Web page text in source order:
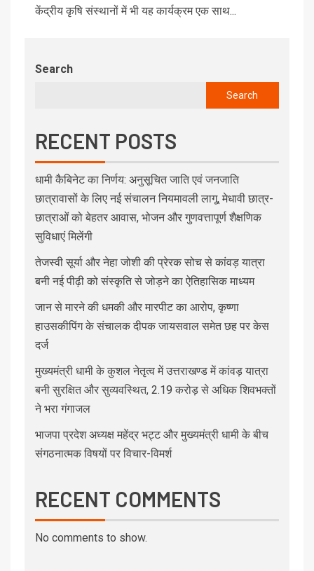
केंद्रीय कृषि संस्थानों में भी यह कार्यक्रम एक साथ...
Search
Search
RECENT POSTS
धामी कैबिनेट का निर्णय: अनुसूचित जाति एवं जनजाति
छात्रावासों के लिए नई संचालन नियमावली लागू, मेधावी छात्र-
छात्राओं को बेहतर आवास, भोजन और गुणवत्तापूर्ण शैक्षणिक
सुविधाएं मिलेंगी
तेजस्वी सूर्या और नेहा जोशी की प्रेरक सोच से कांवड़ यात्रा
बनी नई पीढ़ी को संस्कृति से जोड़ने का ऐतिहासिक माध्यम
जान से मारने की धमकी और मारपीट का आरोप, कृष्णा
हाउसकीपिंग के संचालक दीपक जायसवाल समेत छह पर केस
दर्ज
मुख्यमंत्री धामी के कुशल नेतृत्व में उत्तराखण्ड में कांवड़ यात्रा
बनी सुरक्षित और सुव्यवस्थित, 2.19 करोड़ से अधिक शिवभक्तों
ने भरा गंगाजल
भाजपा प्रदेश अध्यक्ष महेंद्र भट्ट और मुख्यमंत्री धामी के बीच
संगठनात्मक विषयों पर विचार-विमर्श
RECENT COMMENTS
No comments to show.